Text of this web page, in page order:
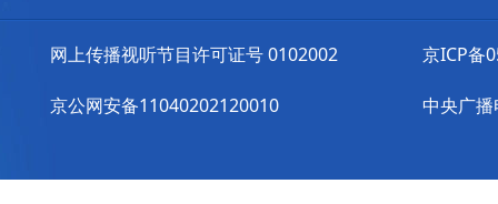
网上传播视听节目许可证号 0102002
京公网安备11040202120010
京ICP备
中央广